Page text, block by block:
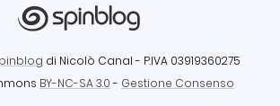
di Nicolò Canal - P.IVA 03919360275
BY-NC-SA 3.0- Gestione Consenso